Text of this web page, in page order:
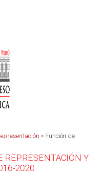
> Función de
REPRESENTACIÓN Y
2020